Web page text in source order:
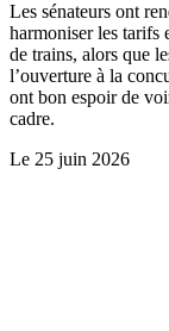
Les sénateurs ont
harmoniser les tarifs
de trains, alors que
l’ouverture à la
ont bon espoir de
cadre.
Le 25 juin 2026